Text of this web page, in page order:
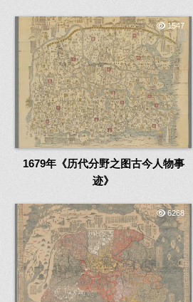
1547
1679年《历代分野之图古今人物事
迹》
6268